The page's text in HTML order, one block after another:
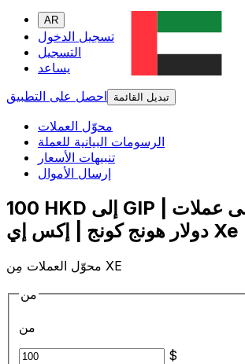
AR
تسجيل الدخول
التسجيل
يساعد
احصل على التطبيق
تبديل القائمة
محوّل العملات
الرسومات البيانية للعملة
تنبيهات الأسعار
إرسال الأموال
100 HKD إلى GIP | حوِّل - إلى عملات
دولار هونج كونج | إكس إي Xe
محوّل العملات مِن XE
من
من
$